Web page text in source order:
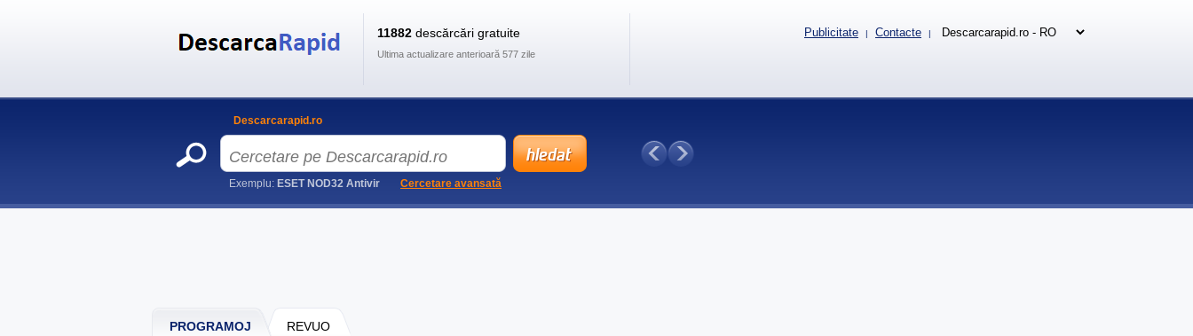
PROGRAMOJ REVUO
11882 descărcări gratuite
Ultima actualizare anterioară 577 zile
Publicitate | Contacte |
Descarcarapid.ro
Exemplu: ESET NOD32 Antivir Cercetare avansată